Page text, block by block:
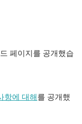
페이지를 공개했습
항에 대해 를 공개했